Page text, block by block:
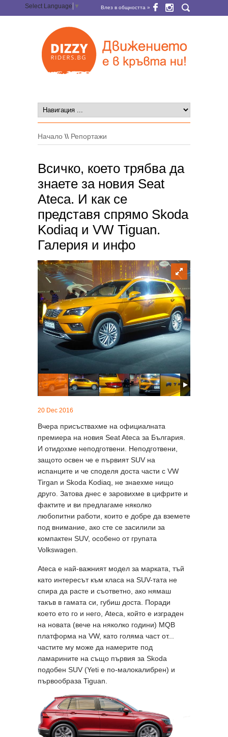
Select Language ▼ Влез в общността »
Начало \\ Репортажи
Всичко, което трябва да
знаете за новия Seat
Ateca. И как се
представя спрямо Skoda
Kodiaq и VW Tiguan.
Галерия и инфо
20 Dec 2016
Вчера присъствахме на официалната
премиера на новия Seat Ateca за България.
И отидохме неподготвени. Неподготвени,
защото освен че е първият SUV на
испанците и че споделя доста части с VW
Tirgan и Skoda Kodiaq, не знаехме нищо
друго. Затова днес е заровихме в цифрите и
фактите и ви предлагаме няколко
любопитни работи, които е добре да вземете
под внимание, ако сте се засилили за
компактен SUV, особено от групата
Volkswagen.
Ateca е най-важният модел за марката, тъй
като интересът към класа на SUV-тата не
спира да расте и съответно, ако нямаш
такъв в гамата си, губиш доста. Поради
което ето го и него, Ateca, който е изграден
на новата (вече на няколко години) MQB
платформа на VW, като голяма част от...
частите му може да намерите под
ламарините на също първия за Skoda
подобен SUV (Yeti e по-малокалибрен) и
първообраза Tiguan.